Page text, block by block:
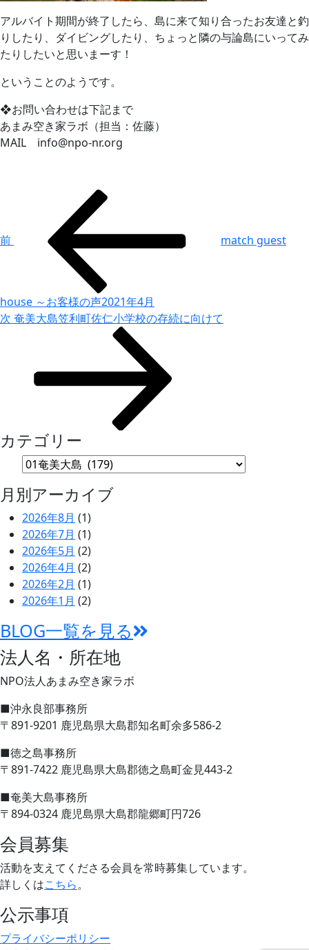
アルバイト期間が終了したら、島に来て知り合ったお友達と釣
りしたり、ダイビングしたり、ちょっと隣の与論島にいってみ
たりしたいと思いまーす！
ということのようです。
❖お問い合わせは下記まで
あまみ空き家ラボ（担当：佐藤）
MAIL info@npo‐nr.org
ナ
ー
シ
稿
前 match guest
house ～お客様の声2021年4月
次
次 奄美大島笠利町佐仁小学校の存続に向けて
カテゴリー
月別アーカイブ
2026年8月 (1)
2026年7月 (1)
2026年5月 (2)
2026年4月 (2)
2026年2月 (1)
2026年1月 (2)
BLOG一覧を見る
法人名・所在地
NPO法人あまみ空き家ラボ
■沖永良部事務所
〒891-9201 鹿児島県大島郡知名町余多586-2
■徳之島事務所
〒891-7422 鹿児島県大島郡徳之島町金見443-2
■奄美大島事務所
〒894-0324 鹿児島県大島郡龍郷町円726
会員募集
活動を支えてくださる会員を常時募集しています。
詳しくはこちら。
公示事項
プライバシーポリシー